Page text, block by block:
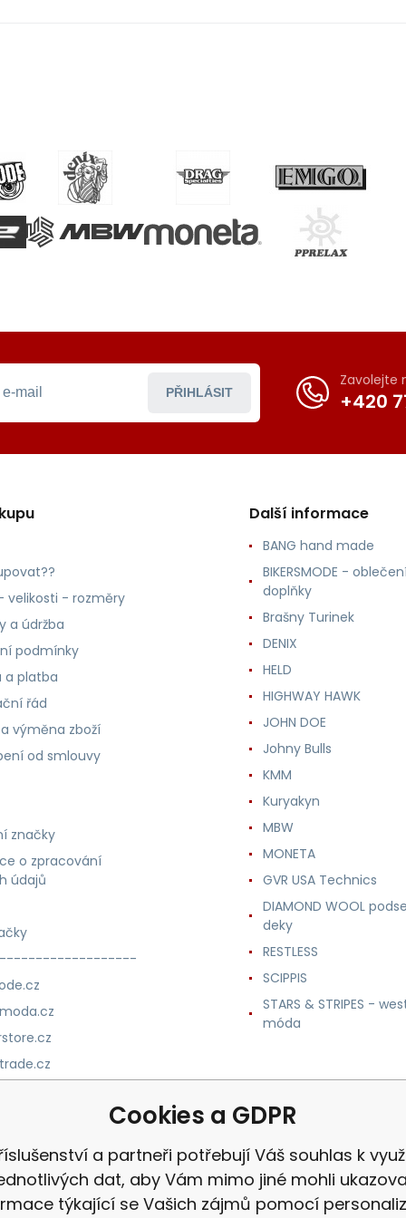
PŘIHLÁSIT
Zavolejte
+420
velikosti - rozměry
a údržba
podmínky
a platba
řád
výměna zboží
od smlouvy
značky
o zpracování
údajů
Další informace
BANG hand made
BIKERSMODE -
doplňky
Brašny Turinek
DENIX
HELD
HIGHWAY HAWK
JOHN DOE
Johny Bulls
KMM
Kuryakyn
MBW
MONETA
GVR USA Technics
DIAMOND WOOL
deky
RESTLESS
SCIPPIS
STARS & STRIPES -
móda
Cookies a GDPR
a partneři potřebují Váš souhlas k
dat, aby Vám mimo jiné mohli
týkající se Vašich zájmů pomocí